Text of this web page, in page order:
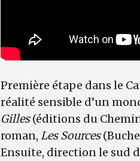
Première étape dans le
réalité sensible d’un
Gilles(éditions du
roman, Les Sources
Ensuite, direction le sud